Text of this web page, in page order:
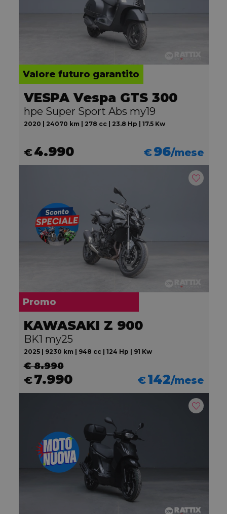
Valore futuro garantito
VESPA Vespa GTS 300
hpe Super Sport Abs my19
2020 | 24070 km | 278 cc | 23.8 Hp | 17.5 Kw
€4.990 €96/mese
Promo
KAWASAKI Z 900
BK1 my25
2025 | 9230 km | 948 cc | 124 Hp | 91 Kw
€ 8.990
€7.990 €142/mese